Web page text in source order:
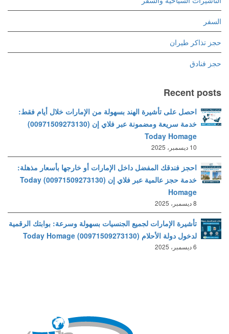
السفر
حجز تذاكر طيران
حجز فنادق
Recent posts
احصل على تأشيرة الهند بسهولة من الإمارات خلال أيام فقط:
خدمة سريعة ومضمونة عبر فلاي إن (00971509273130)
Today Homage
10 ديسمبر، 2025
احجز فندقك المفضل داخل الإمارات أو خارجها بأسعار مذهلة:
خدمة حجز عالمية عبر فلاي إن (00971509273130) Today
Homage
8 ديسمبر، 2025
تأشيرة الإمارات لجميع الجنسيات بسهولة وسرعة: بوابتك الرقمية
لدخول دولة الأحلام (00971509273130) Today Homage
6 ديسمبر، 2025